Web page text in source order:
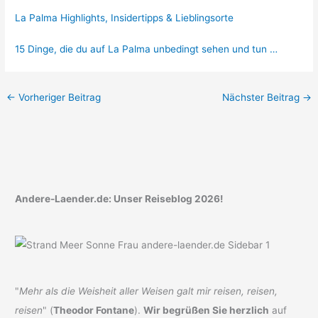
La Palma Highlights, Insidertipps & Lieblingsorte
15 Dinge, die du auf La Palma unbedingt sehen und tun …
← Vorheriger Beitrag Nächster Beitrag →
Andere-Laender.de: Unser Reiseblog 2026!
"Mehr als die Weisheit aller Weisen galt mir reisen, reisen,
reisen" (Theodor Fontane).Wir begrüßen Sie herzlich auf